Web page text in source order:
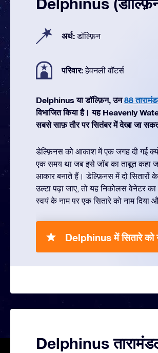
अर्थ:डॉल्फ़िन
परिवार:हेवनली वॉटर्स
Delphinus या डॉल्फ़िन, उन88
विभाजित किया है। यह Heavenly
सबसे साफ़ तौर पर सितंबर में देखा जा
डेल्फ़िनस को आकाश में एक जगह दी गई
एक समय था जब इसे जॉब का ताबूत कहा
आकार बनाते हैं। डेल्फ़िनस में दो सितारों
उल्टा पढ़ा जाए, तो यह निकोलस वेनेटर
स्वयं के नाम पर एक सितारे को नाम दिया
Delphinus में सितारे को
Delphinus